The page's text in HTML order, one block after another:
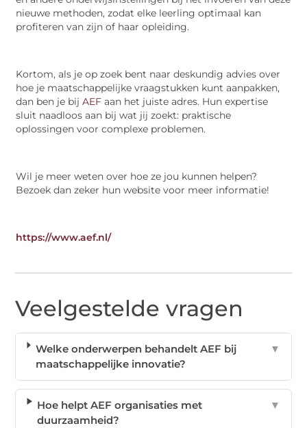
nieuwe methoden, zodat elke leerling optimaal kan
profiteren van zijn of haar opleiding.
Kortom, als je op zoek bent naar deskundig advies over
hoe je maatschappelijke vraagstukken kunt aanpakken,
dan ben je bijAEF aan het juiste adres. Hun expertise
sluit naadloos aan bij wat jij zoekt: praktische
oplossingen voor complexe problemen.
Wil je meer weten over hoe ze jou kunnen helpen?
Bezoek dan zeker hun website voor meer informatie!
https://www.aef.nl/
Veelgestelde vragen
Welke onderwerpen behandelt AEF bij
maatschappelijke innovatie?
▼
Hoe helpt AEF organisaties met
duurzaamheid?
▼